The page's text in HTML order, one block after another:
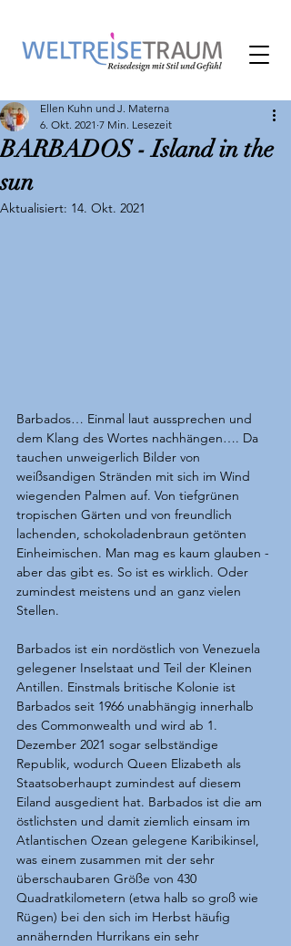
BARBADOS - Island in the
sun
Ellen Kuhn und J. Materna
6. Okt. 2021 7 Min. Lesezeit
Aktualisiert: 14. Okt. 2021
Barbados… Einmal laut aussprechen und
dem Klang des Wortes nachhängen…. Da
tauchen unweigerlich Bilder von
weißsandigen Stränden mit sich im Wind
wiegenden Palmen auf. Von tiefgrünen
tropischen Gärten und von freundlich
lachenden, schokoladenbraun getönten
Einheimischen. Man mag es kaum glauben -
aber das gibt es. So ist es wirklich. Oder
zumindest meistens und an ganz vielen
Stellen.
Barbados ist ein nordöstlich von Venezuela
gelegener Inselstaat und Teil der Kleinen
Antillen. Einstmals britische Kolonie ist
Barbados seit 1966 unabhängig innerhalb
des Commonwealth und wird ab 1.
Dezember 2021 sogar selbständige
Republik, wodurch Queen Elizabeth als
Staatsoberhaupt zumindest auf diesem
Eiland ausgedient hat. Barbados ist die am
östlichsten und damit ziemlich einsam im
Atlantischen Ozean gelegene Karibikinsel,
was einem zusammen mit der sehr
überschaubaren Größe von 430
Quadratkilometern (etwa halb so groß wie
Rügen) bei den sich im Herbst häufig
annähernden Hurrikans ein sehr